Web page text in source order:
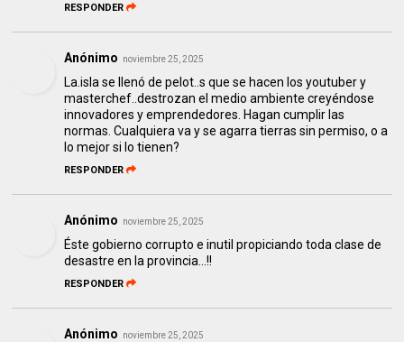
RESPONDER
Anónimo noviembre 25, 2025
La.isla se llenó de pelot..s que se hacen los youtuber y
masterchef..destrozan el medio ambiente creyéndose
innovadores y emprendedores. Hagan cumplir las
normas. Cualquiera va y se agarra tierras sin permiso, o a
lo mejor si lo tienen?
RESPONDER
Anónimo noviembre 25, 2025
Éste gobierno corrupto e inutil propiciando toda clase de
desastre en la provincia...!!
RESPONDER
Anónimo noviembre 25, 2025